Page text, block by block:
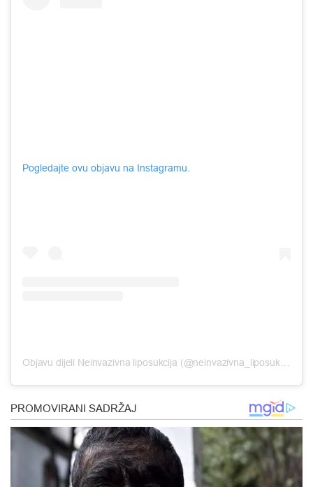
Pogledajte ovu objavu na Instagramu.
Objavu dijeli Neinvazivna liposukcija (@neinvazivna_liposukcija)